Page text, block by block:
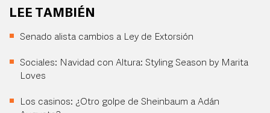
LEE TAMBIÉN
Senado alista cambios a Ley de Extorsión
Sociales: Navidad con Altura: Styling Season by Marita
Loves
Los casinos: ¿Otro golpe de Sheinbaum a Adán